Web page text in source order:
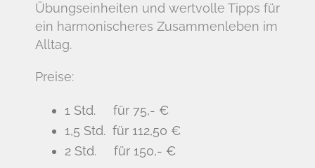
Übungseinheiten und wertvolle Tipps für
ein harmonischeres Zusammenleben im
Alltag.
Preise:
1 Std. für 75,- €
1,5 Std. für 112,50 €
2 Std. für 150,- €